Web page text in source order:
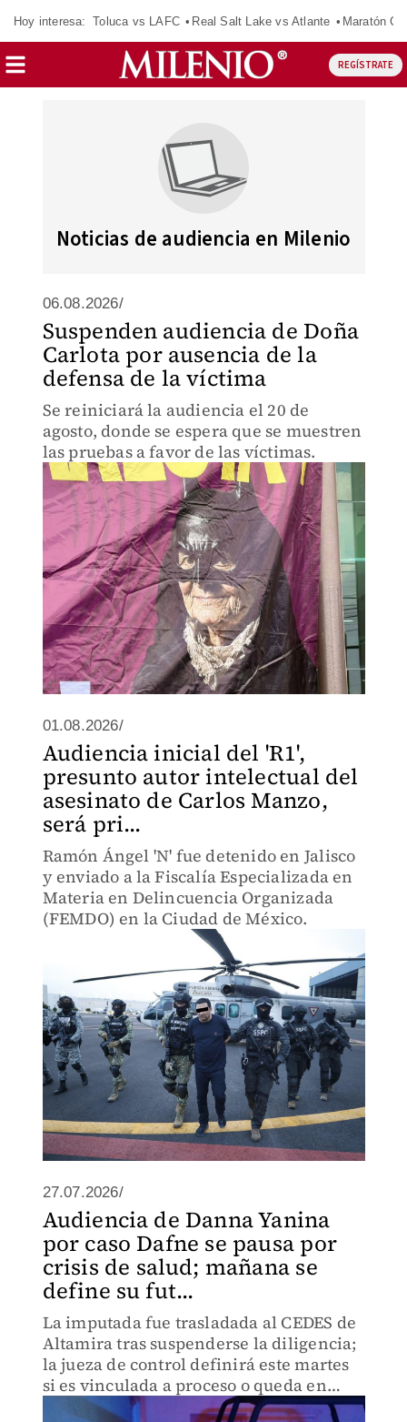
Hoy interesa: Toluca vs LAFC Real Salt Lake vs Atlante Maratón
REGÍSTRATE
Noticias de audiencia en Milenio
06.08.2026/
Suspenden audiencia de Doña
Carlota por ausencia de la
defensa de la víctima
Se reiniciará la audiencia el 20 de
agosto, donde se espera que se muestren
las pruebas a favor de las víctimas.
01.08.2026/
Audiencia inicial del 'R1',
presunto autor intelectual del
asesinato de Carlos Manzo,
será pri...
Ramón Ángel 'N' fue detenido en Jalisco
y enviado a la Fiscalía Especializada en
Materia en Delincuencia Organizada
(FEMDO) en la Ciudad de México.
27.07.2026/
Audiencia de Danna Yanina
por caso Dafne se pausa por
crisis de salud; mañana se
define su fut...
La imputada fue trasladada al CEDES de
Altamira tras suspenderse la diligencia;
la jueza de control definirá este martes
si es vinculada a proceso o queda en
libertad.